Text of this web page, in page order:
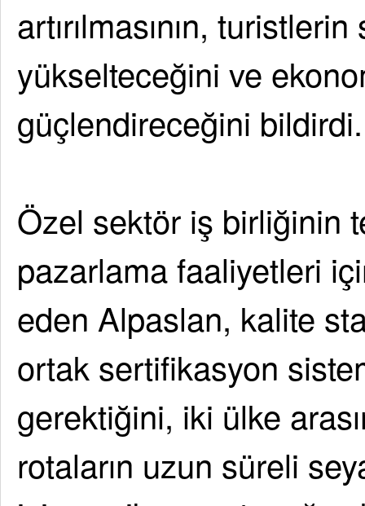
artırılmasının,
yükselteceğini ve
güçlendireceğini bildirdi.
Özel sektör iş birliğinin
pazarlama faaliyetleri
eden Alpaslan, kalite
ortak sertifikasyon
gerektiğini, iki ülke
rotaların uzun süreli